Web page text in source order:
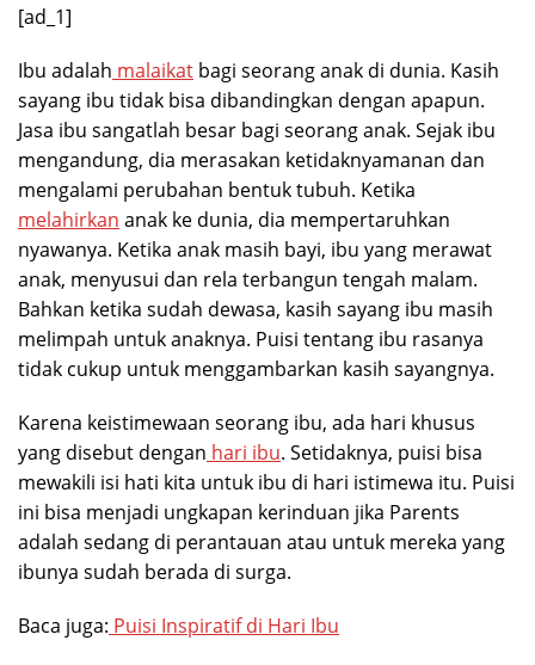
[ad_1]
Ibu adalah malaikat bagi seorang anak di dunia. Kasih
sayang ibu tidak bisa dibandingkan dengan apapun.
Jasa ibu sangatlah besar bagi seorang anak. Sejak ibu
mengandung, dia merasakan ketidaknyamanan dan
mengalami perubahan bentuk tubuh. Ketika
melahirkan anak ke dunia, dia mempertaruhkan
nyawanya. Ketika anak masih bayi, ibu yang merawat
anak, menyusui dan rela terbangun tengah malam.
Bahkan ketika sudah dewasa, kasih sayang ibu masih
melimpah untuk anaknya. Puisi tentang ibu rasanya
tidak cukup untuk menggambarkan kasih sayangnya.
Karena keistimewaan seorang ibu, ada hari khusus
yang disebut dengan hari ibu. Setidaknya, puisi bisa
mewakili isi hati kita untuk ibu di hari istimewa itu. Puisi
ini bisa menjadi ungkapan kerinduan jika Parents
adalah sedang di perantauan atau untuk mereka yang
ibunya sudah berada di surga.
Baca juga: Puisi Inspiratif di Hari Ibu